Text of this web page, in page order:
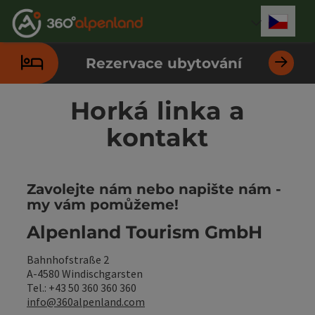
Obsah
Navigace
Začátek stránky
Kontakt
Hledám
Impressum
Pokyny k používání webové stránky
Úvodní strana
Volba
Rezervace ubytování
Horká linka a
kontakt
Zavolejte nám nebo napište nám -
my vám pomůžeme!
Alpenland Tourism GmbH
Bahnhofstraße 2
A-4580 Windischgarsten
Tel.: +43 50 360 360 360
info@360alpenland.com